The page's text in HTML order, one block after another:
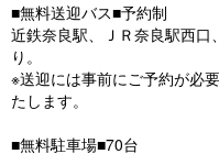
■無料送迎バス■予約制
近鉄奈良駅、ＪＲ奈良駅西
り。
※送迎には事前にご予約が必
たします。
■無料駐車場■70台